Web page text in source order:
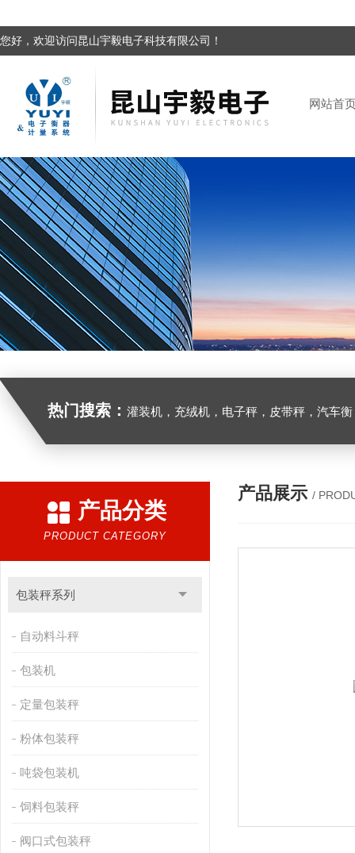
您好，欢迎访问昆山宇毅电子科技有限公司！
网站首
热门搜索： 灌装机，充绒机，电子秤，皮带秤，汽车
产品分类
PRODUCT CATEGORY
包装秤系列
自动料斗秤
包装机
定量包装秤
粉体包装秤
吨袋包装机
饲料包装秤
阀口式包装秤
产品展示 /